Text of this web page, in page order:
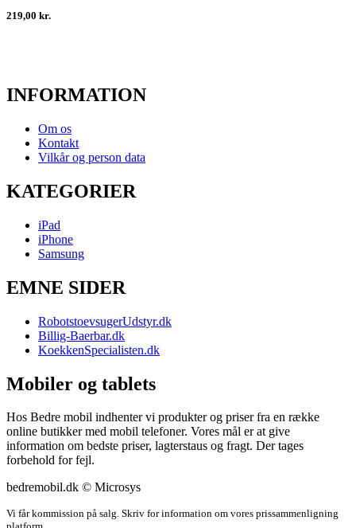
219,00 kr.
INFORMATION
Om os
Kontakt
Vilkår og person data
KATEGORIER
iPad
iPhone
Samsung
EMNE SIDER
RobotstoevsugerUdstyr.dk
Billig-Baerbar.dk
KoekkenSpecialisten.dk
Mobiler og tablets
Hos Bedre mobil indhenter vi produkter og priser fra en række
online butikker med mobil telefoner. Vores mål er at give
information om bedste priser, lagterstaus og fragt. Der tages
forbehold for fejl.
bedremobil.dk © Microsys
Vi får kommission på salg. Skriv for information om vores prissammenligning